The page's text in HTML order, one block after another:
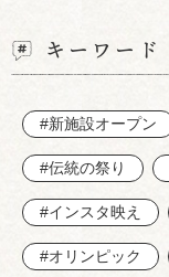
キーワード
#新施設オープン
#伝統の祭り
#インスタ映え
#オリンピック